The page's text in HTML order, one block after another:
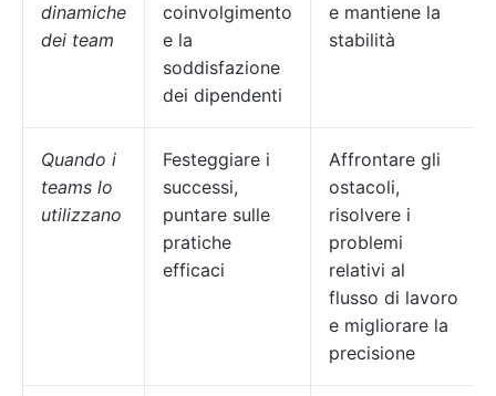
dinamiche
dei team
coinvolgimento
e la
soddisfazione
dei dipendenti
e mantiene la
stabilità
Quando i
teams lo
utilizzano
Festeggiare i
successi,
puntare sulle
pratiche
efficaci
Affrontare gli
ostacoli,
risolvere i
problemi
relativi al
flusso di lavoro
e migliorare la
precisione